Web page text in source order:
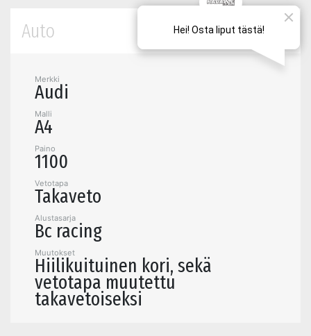
Auto
Merkki
Audi
Malli
A4
Paino
1100
Vetotapa
Takaveto
Alustasarja
Bc racing
Muutokset
Hiilikuituinen kori, sekä
vetotapa muutettu
takavetoiseksi